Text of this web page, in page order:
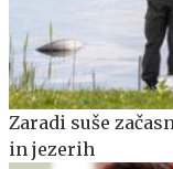
Zaradi suše
in jezerih